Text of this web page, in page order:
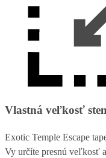
Vlastná veľkosť
Exotic Temple Escape
Vy určíte presnú veľkosť